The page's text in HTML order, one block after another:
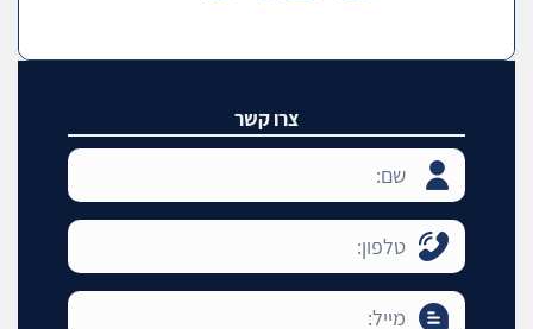
צרו קשר